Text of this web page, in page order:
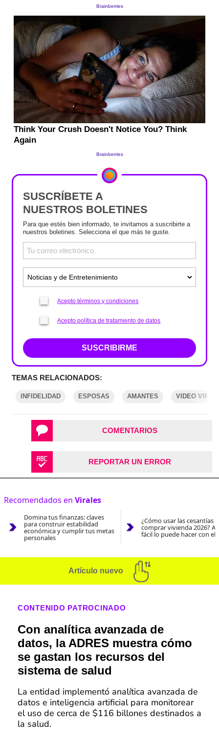
SUSCRÍBETE A
NUESTROS BOLETINES
Para que estés bien informado, te invitamos a suscribirte a
nuestros boletines. Selecciona el que más te guste.
Acepto términos y condiciones
Acepto política de tratamiento de datos
SUSCRIBIRME
TEMAS RELACIONADOS:
INFIDELIDAD ESPOSAS AMANTES VIDEO VIRAL
COMENTARIOS
REPORTAR UN ERROR
Recomendados en Virales
Domina tus finanzas: claves
para construir estabilidad
económica y cumplir tus metas
personales
¿Cómo usar las cesantías
comprar vivienda 2026?
fácil lo puede hacer con el
Artículo nuevo
CONTENIDO PATROCINADO
Con analítica avanzada de
datos, la ADRES muestra cómo
se gastan los recursos del
sistema de salud
La entidad implementó analítica avanzada de
datos e inteligencia artificial para monitorear
el uso de cerca de $116 billones destinados a
la salud.